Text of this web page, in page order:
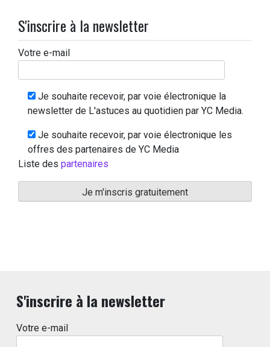
S'inscrire à la newsletter
Votre e-mail
Je souhaite recevoir, par voie électronique la
newsletter de L'astuces au quotidien par YC Media.
Je souhaite recevoir, par voie électronique les
offres des partenaires de YC Media
Liste des partenaires
S'inscrire à la newsletter
Votre e-mail